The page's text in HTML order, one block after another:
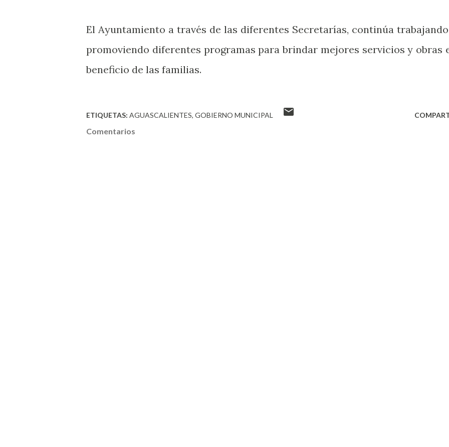
El Ayuntamiento a través de las diferentes Secretarías, continúa
promoviendo diferentes programas para brindar mejores servicios y obras
beneficio de las familias.
ETIQUETAS: AGUASCALIENTES GOBIERNO MUNICIPAL
Comentarios